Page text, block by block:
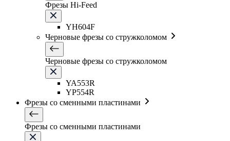
Фрезы Hi-Feed
YH604F
Черновые фрезы со стружколомом
Черновые фрезы со стружколомом
YA553R
YP554R
Фрезы со сменными пластинами
Фрезы со сменными пластинами